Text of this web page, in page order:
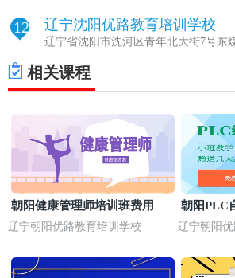
12 辽宁沈阳优路教育培训学校
辽宁省沈阳市沈河区青年北大街7号东
相关课程
朝阳健康管理师培训班费用
辽宁朝阳优路教育培训学校
朝阳PLC
业机器人
辽宁朝阳